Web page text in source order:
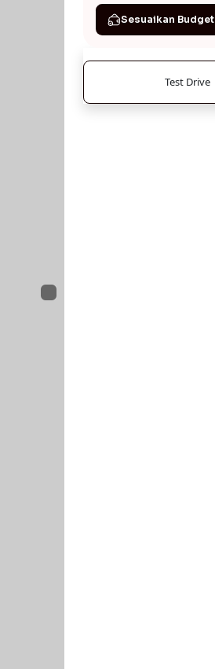
Sesuaikan Budget
Test Drive